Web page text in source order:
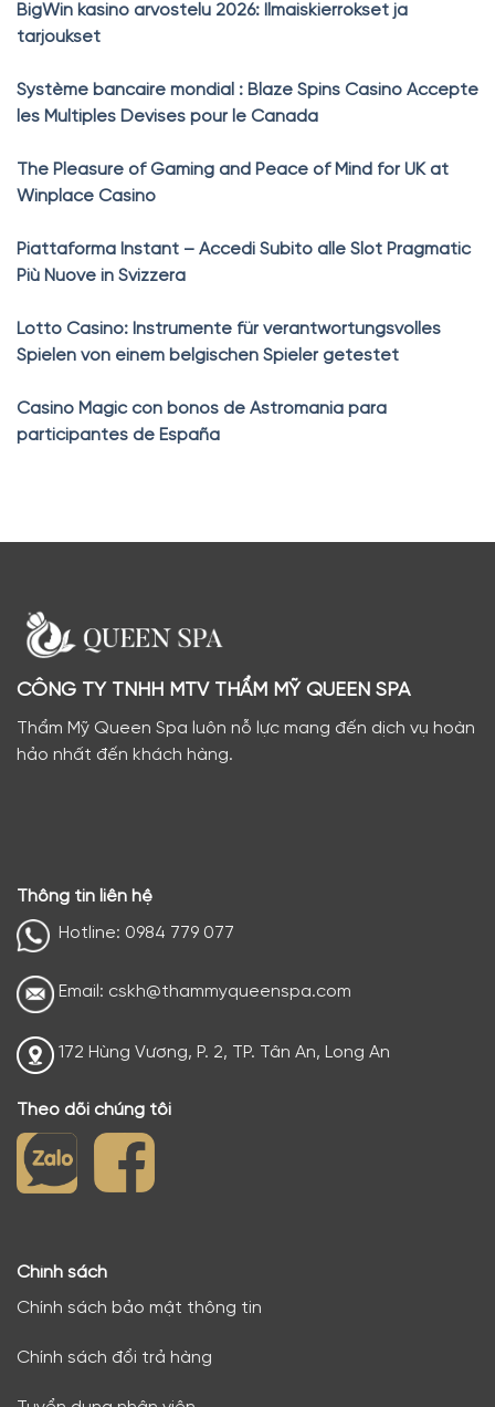
BigWin kasino arvostelu 2026: Ilmaiskierrokset ja
tarjoukset
Système bancaire mondial : Blaze Spins Casino Accepte
les Multiples Devises pour le Canada
The Pleasure of Gaming and Peace of Mind for UK at
Winplace Casino
Piattaforma Instant – Accedi Subito alle Slot Pragmatic
Più Nuove in Svizzera
Lotto Casino: Instrumente für verantwortungsvolles
Spielen von einem belgischen Spieler getestet
Casino Magic con bonos de Astromania para
participantes de España
CÔNG TY TNHH MTV THẨM MỸ QUEEN SPA
Thẩm Mỹ Queen Spa luôn nỗ lực mang đến dịch vụ hoàn
hảo nhất đến khách hàng.
Thông tin liên hệ
Hotline: 0984 779 077
Email: cskh@thammyqueenspa.com
172 Hùng Vương, P. 2, TP. Tân An, Long An
Theo dõi chúng tôi
Chính sách
Chính sách bảo mật thông tin
Chính sách đổi trả hàng